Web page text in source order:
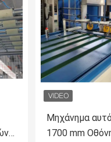
Μηχάνημα
1700 mm